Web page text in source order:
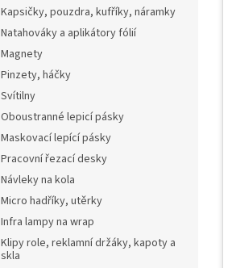
Kapsičky, pouzdra, kufříky, náramky
Natahováky a aplikátory fólií
Magnety
Pinzety, háčky
Svítilny
Oboustranné lepicí pásky
Maskovací lepící pásky
Pracovní řezací desky
Návleky na kola
Micro hadříky, utěrky
Infra lampy na wrap
Klipy role, reklamní držáky, kapoty a
skla